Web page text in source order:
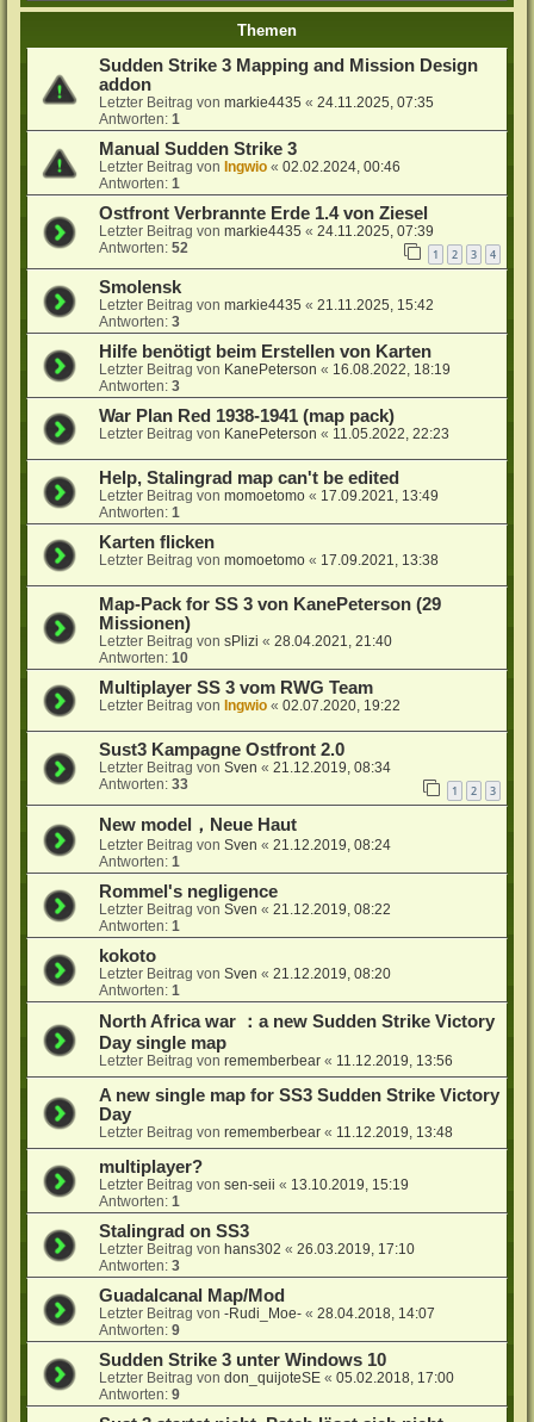
Themen
Sudden Strike 3 Mapping and Mission Design
addon
Letzter Beitrag vonmarkie4435 «24.11.2025, 07:35
Antworten:1
Manual Sudden Strike 3
Letzter Beitrag von Ingwio «02.02.2024, 00:46
Antworten:1
Ostfront Verbrannte Erde 1.4 von Ziesel
Letzter Beitrag vonmarkie4435 «24.11.2025, 07:39
Antworten:52 1 2 3 4
Smolensk
Letzter Beitrag vonmarkie4435 «21.11.2025, 15:42
Antworten:3
Hilfe benötigt beim Erstellen von Karten
Letzter Beitrag von KanePeterson « 16.08.2022, 18:19
Antworten:3
War Plan Red 1938-1941 (map pack)
Letzter Beitrag von KanePeterson « 11.05.2022, 22:23
Help, Stalingrad map can't be edited
Letzter Beitrag vonmomoetomo « 17.09.2021, 13:49
Antworten:1
Karten flicken
Letzter Beitrag vonmomoetomo « 17.09.2021, 13:38
Map-Pack for SS 3 von KanePeterson (29
Missionen)
Letzter Beitrag vonsPlizi «28.04.2021, 21:40
Antworten:10
Multiplayer SS 3 vom RWG Team
Letzter Beitrag von Ingwio «02.07.2020, 19:22
Sust3 Kampagne Ostfront 2.0
Letzter Beitrag vonSven «21.12.2019, 08:34
Antworten:33 1 2 3
New model，Neue Haut
Letzter Beitrag vonSven «21.12.2019, 08:24
Antworten:1
Rommel's negligence
Letzter Beitrag vonSven «21.12.2019, 08:22
Antworten:1
kokoto
Letzter Beitrag vonSven «21.12.2019, 08:20
Antworten:1
North Africa war ：a new Sudden Strike Victory
Day single map
Letzter Beitrag vonrememberbear « 11.12.2019, 13:56
A new single map for SS3 Sudden Strike Victory
Day
Letzter Beitrag vonrememberbear « 11.12.2019, 13:48
multiplayer?
Letzter Beitrag vonsen-seii « 13.10.2019, 15:19
Antworten:1
Stalingrad on SS3
Letzter Beitrag vonhans302 «26.03.2019, 17:10
Antworten:3
Guadalcanal Map/Mod
Letzter Beitrag von-Rudi_Moe- «28.04.2018, 14:07
Antworten:9
Sudden Strike 3 unter Windows 10
Letzter Beitrag vondon_quijoteSE «05.02.2018, 17:00
Antworten:9